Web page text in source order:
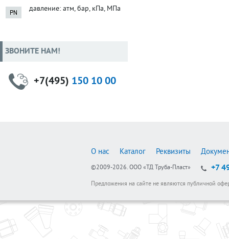
давление: атм, бар, кПа, МПа
ЗВОНИТЕ НАМ!
+7(495) 150 10 00
О нас Каталог Реквизиты
©2009-2026. ООО «ТД Труба-Пласт» +7
Предложения на сайте не являются публичной